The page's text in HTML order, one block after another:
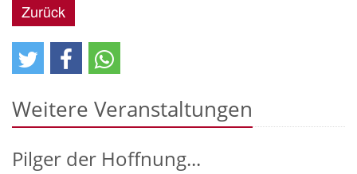
Zurück
Weitere Veranstaltungen
Pilger der Hoffnung...